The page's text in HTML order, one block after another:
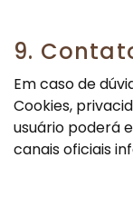
9.
Em caso de
Cookies,
usuário poderá
canais oficiais